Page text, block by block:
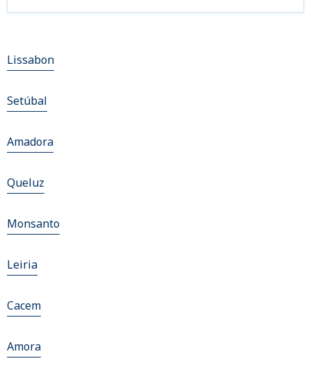
Lissabon
Setúbal
Amadora
Queluz
Monsanto
Leiria
Cacem
Amora